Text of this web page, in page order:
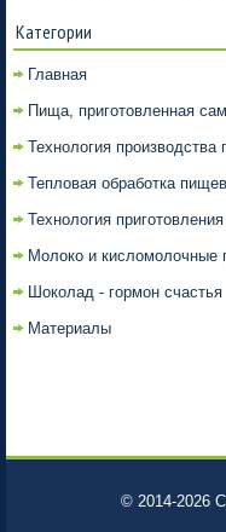
Категории
Главная
Пища, приготовленная
Технология производства
Тепловая обработка
Технология
Молоко и кисломолочные
Шоколад - гормон счастья
Материалы
© 2014-2026